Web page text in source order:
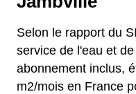
Selon le rapport du
service de l'eau et
abonnement inclus,
m2/mois en France